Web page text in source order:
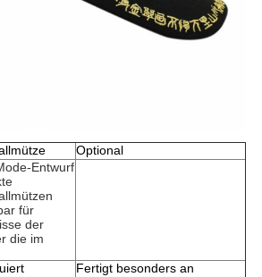
Optional
Entwurf
für
der
die im
Fertigt besonders an